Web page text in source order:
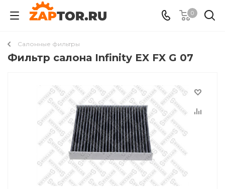
0
Салонные фильтры
Фильтр салона Infinity EX FX G 07